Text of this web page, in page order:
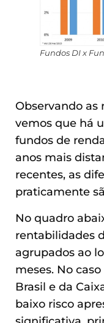
Fundos DI x
Observando as
vemos que há
fundos de
anos mais
recentes, as
praticamente
No quadro
rentabilidades
agrupados ao
meses. No
Brasil e da
baixo risco